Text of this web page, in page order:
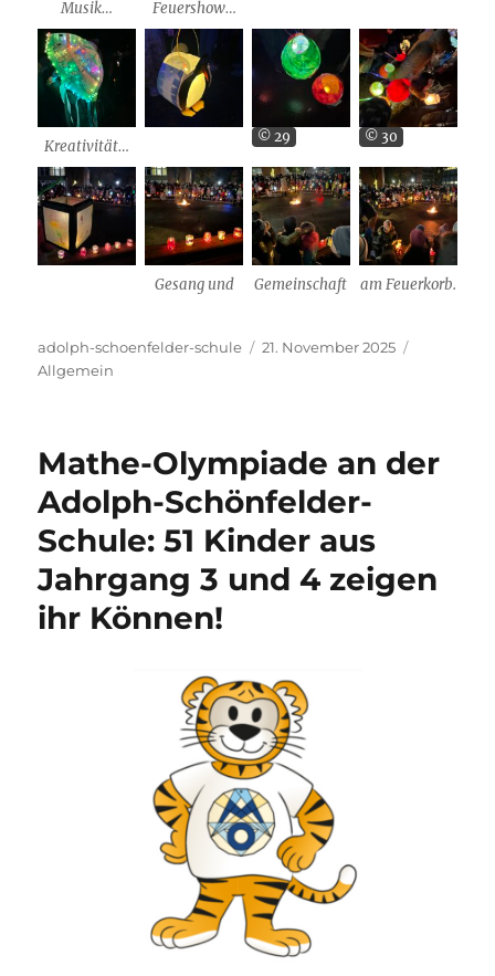
Musik… Feuershow…
Kreativität…
© 29 © 30
Gesang und Gemeinschaft am Feuerkorb.
Autor
adolph-schoenfelder-schule
Veröffentlicht
21. November 2025
Allgemein
Mathe-Olympiade an der
Adolph-Schönfelder-
Schule: 51 Kinder aus
Jahrgang 3 und 4 zeigen
ihr Können!